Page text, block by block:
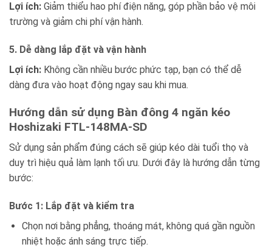
Lợi ích: Giảm thiểu hao phí điện năng, góp phần bảo vệ môi
trường và giảm chi phí vận hành.
5. Dễ dàng lắp đặt và vận hành
Lợi ích: Không cần nhiều bước phức tạp, bạn có thể dễ
dàng đưa vào hoạt động ngay sau khi mua.
Hướng dẫn sử dụng Bàn đông 4 ngăn kéo
Hoshizaki FTL-148MA-SD
Sử dụng sản phẩm đúng cách sẽ giúp kéo dài tuổi thọ và
duy trì hiệu quả làm lạnh tối ưu. Dưới đây là hướng dẫn từng
bước:
Bước 1: Lắp đặt và kiểm tra
Chọn nơi bằng phẳng, thoáng mát, không quá gần nguồn
nhiệt hoặc ánh sáng trực tiếp.